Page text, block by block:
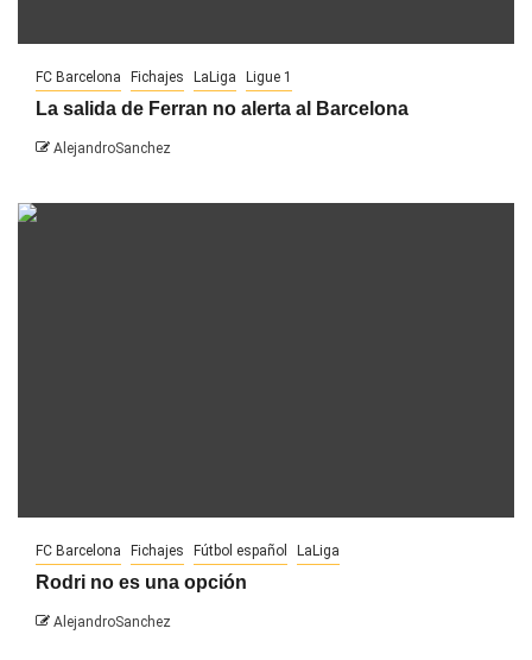
FC Barcelona Fichajes LaLiga Ligue 1
La salida de Ferran no alerta al Barcelona
AlejandroSanchez
FC Barcelona Fichajes Fútbol español LaLiga
Rodri no es una opción
AlejandroSanchez